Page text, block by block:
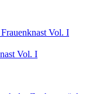
Vol. I